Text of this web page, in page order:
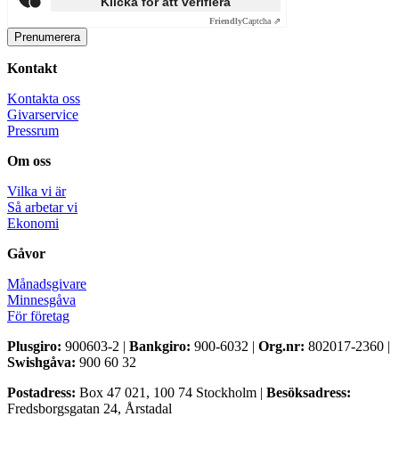
FriendlyCaptcha ⇗
Kontakt
Kontakta oss
Givarservice
Pressrum
Om oss
Vilka vi är
Så arbetar vi
Ekonomi
Gåvor
Månadsgivare
Minnesgåva
För företag
Plusgiro: 900603-2 | Bankgiro: 900-6032 | Org.nr: 802017-2360 |
Swishgåva: 900 60 32
Postadress: Box 47 021, 100 74 Stockholm | Besöksadress:
Fredsborgsgatan 24, Årstadal